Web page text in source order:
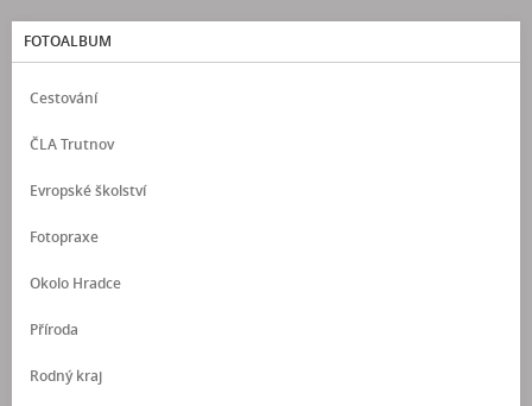
FOTOALBUM
Cestování
ČLA Trutnov
Evropské školství
Fotopraxe
Okolo Hradce
Příroda
Rodný kraj